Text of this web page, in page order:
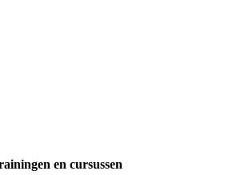
en cursussen